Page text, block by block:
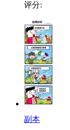
评分:
副本